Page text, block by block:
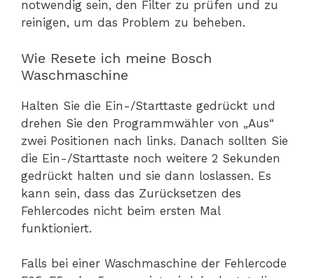
notwendig sein, den Filter zu prüfen und zu
reinigen, um das Problem zu beheben.
Wie Resete ich meine Bosch
Waschmaschine
Halten Sie die Ein-/Starttaste gedrückt und
drehen Sie den Programmwähler von „Aus“
zwei Positionen nach links. Danach sollten Sie
die Ein-/Starttaste noch weitere 2 Sekunden
gedrückt halten und sie dann loslassen. Es
kann sein, dass das Zurücksetzen des
Fehlercodes nicht beim ersten Mal
funktioniert.
Falls bei einer Waschmaschine der Fehlercode